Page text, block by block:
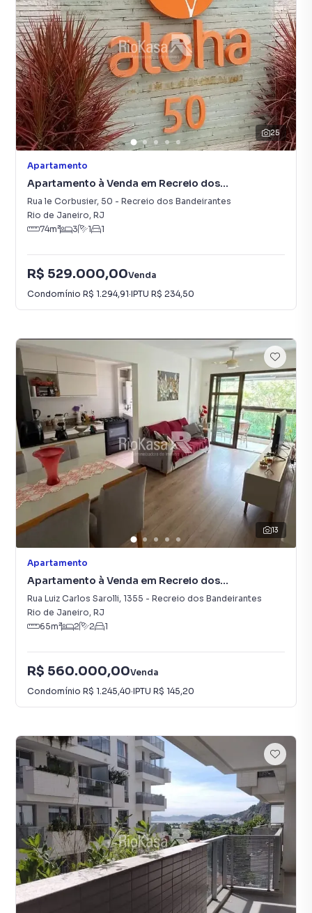
25
Apartamento
Apartamento à Venda em Recreio dos
Bandeirantes
Rua le Corbusier, 50 - Recreio dos Bandeirantes
Rio de Janeiro, RJ
74m² 3 1 1
R$ 529.000,00Venda
Condomínio R$ 1.294,91·IPTU R$ 234,50
13
Apartamento
Apartamento à Venda em Recreio dos
Bandeirantes
Rua Luiz Carlos Sarolli, 1355 - Recreio dos Bandeirantes
Rio de Janeiro, RJ
65m² 2 2 1
R$ 560.000,00Venda
Condomínio R$ 1.245,40·IPTU R$ 145,20